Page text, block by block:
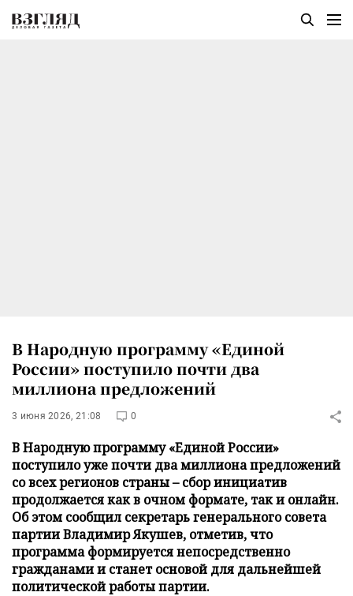
В Народную программу «Единой
России» поступило почти два
миллиона предложений
3 июня 2026, 21:08 0
В Народную программу «Единой России»
поступило уже почти два миллиона предложений
со всех регионов страны – сбор инициатив
продолжается как в очном формате, так и онлайн.
Об этом сообщил секретарь генерального совета
партии Владимир Якушев, отметив, что
программа формируется непосредственно
гражданами и станет основой для дальнейшей
политической работы партии.